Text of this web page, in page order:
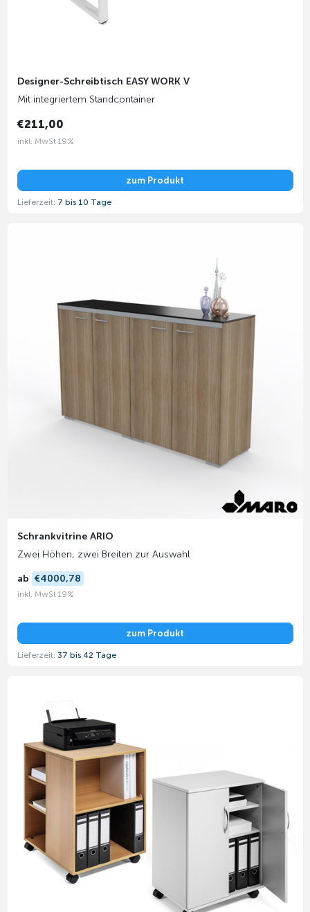
Designer-Schreibtisch EASY WORK V
Mit integriertem Standcontainer
€211,00
inkl. MwSt 19%
zum Produkt
Lieferzeit: 7 bis 10 Tage
Schrankvitrine ARIO
Zwei Höhen, zwei Breiten zur Auswahl
ab €4000,78
inkl. MwSt 19%
zum Produkt
Lieferzeit: 37 bis 42 Tage